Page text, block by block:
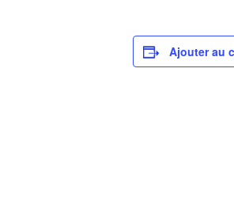
Ajouter au